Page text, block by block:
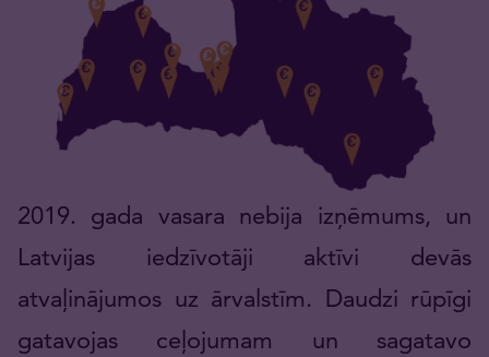
2019. gada vasara nebija izņēmums, un
Latvijas iedzīvotāji aktīvi devās
atvaļinājumos uz ārvalstīm. Daudzi rūpīgi
gatavojas ceļojumam un sagatavo